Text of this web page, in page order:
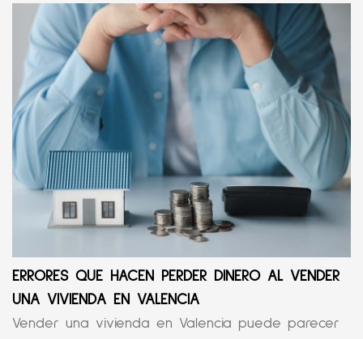
ERRORES QUE HACEN PERDER DINERO AL VENDER
UNA VIVIENDA EN VALENCIA
Vender una vivienda en Valencia puede parecer